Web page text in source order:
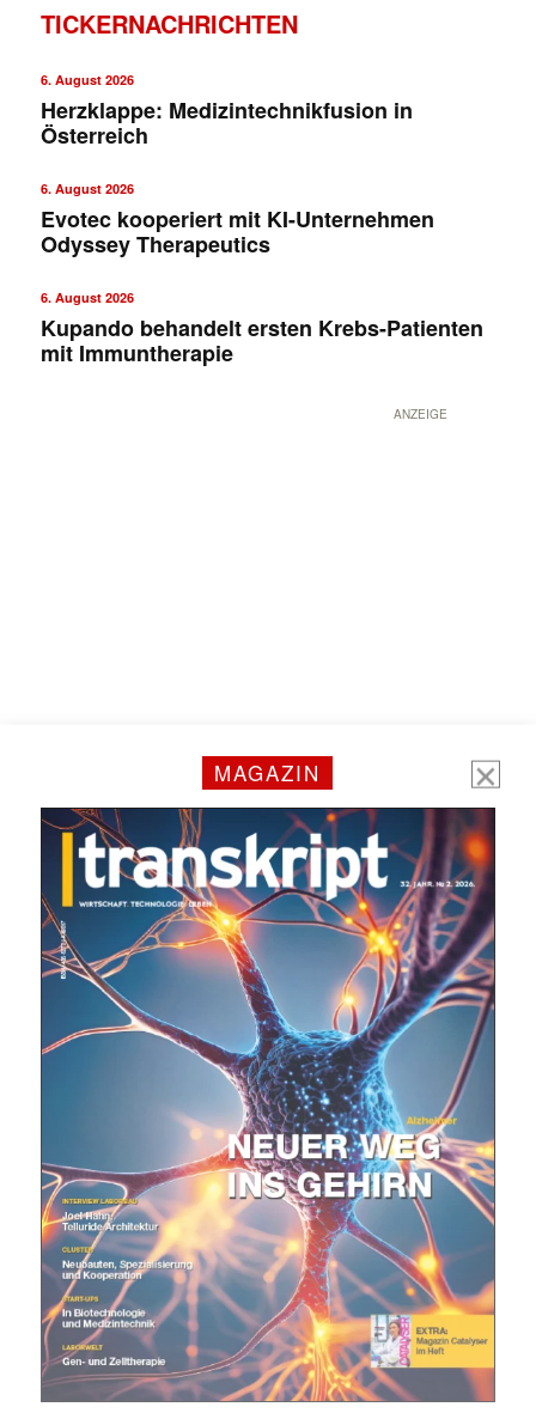
Mit dem |transkript-Newsletter
jede Woche aktuell informiert.
E-
(erforderlich)
TICKERNACHRICHTEN
6. August 2026
Herzklappe: Medizintechnikfusion in
Österreich
6. August 2026
Evotec kooperiert mit KI-Unternehmen
Odyssey Therapeutics
6. August 2026
Kupando behandelt ersten Krebs-Patienten
mit Immuntherapie
ANZEIGE
MAGAZIN